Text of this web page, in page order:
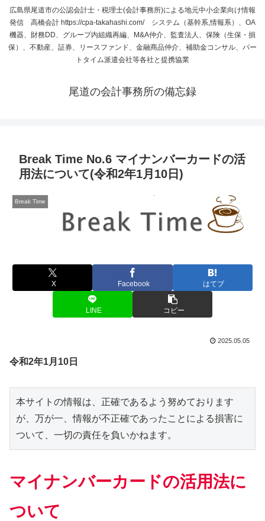
広島県尾道市の公認会計士・税理士(会計事務所)による地元中小企業向け情報
発信 高橋会計 https://cpa-takahashi.com/ システム（基幹系,情報系）、OA
機器、財務DD、グループ内組織再編、M&A仲介、監査法人、保険（生保・損
保）、不動産、証券、リースファンド、金融商品仲介、補助金コンサル、パー
トタイム派遣会社等各社と提携協業
尾道の会計事務所の備忘録
Break Time No.6 マイナンバーカードの活
用法について(令和2年1月10日)
Break Time
X Facebook はてブ
LINE コピー
2025.05.05
令和2年1月10日
本サイトの情報は、正確であるよう努めております
が、万が一、情報が不正確であったことによる損害に
ついて、一切の責任を負いかねます。
マイナンバーカードの活用法に
ついて